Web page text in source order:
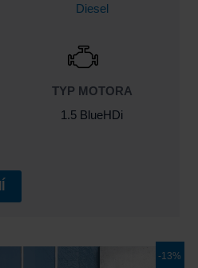
Diesel
TYP MOTORA
1.5 BlueHDi
-13%